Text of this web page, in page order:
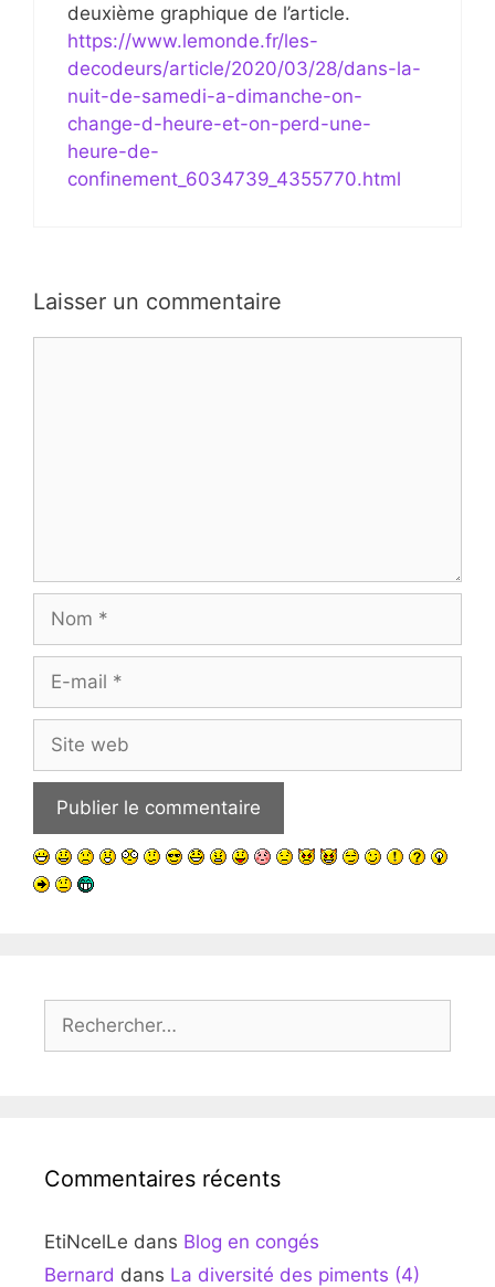
deuxième graphique de l’article.
https://www.lemonde.fr/les-
decodeurs/article/2020/03/28/dans-la-
nuit-de-samedi-a-dimanche-on-
change-d-heure-et-on-perd-une-
heure-de-
confinement_6034739_4355770.html
Laisser un commentaire
Nom
Site
web
Rechercher :
Commentaires récents
EtiNcelLe dans Blog en congés
Bernard dans La diversité des piments (4)